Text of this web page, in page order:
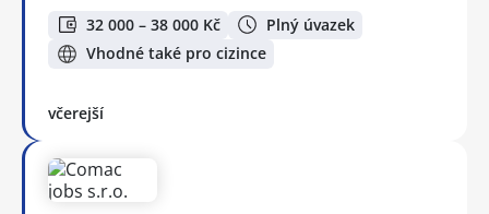
32 000 – 38 000 Kč
Plný úvazek
Vhodné také pro cizince
včerejší